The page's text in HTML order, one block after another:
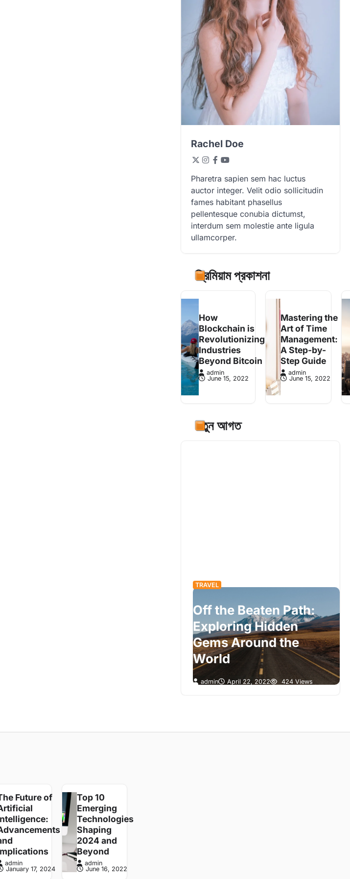
Rachel Doe
Pharetra sapien sem hac luctus
auctor integer. Velit odio sollicitudin
fames habitant phasellus
pellentesque conubia dictumst,
interdum sem molestie ante ligula
ullamcorper.
প্রিমিয়াম প্রকাশনা
How
Blockchain is
Revolutionizing
Industries
Beyond Bitcoin
admin
June 15, 2022
Mastering the
Art of Time
Management:
A Step-by-
Step Guide
admin
June 15, 2022
নতুন আগত
TRAVEL
Off the Beaten Path:
Exploring Hidden
Gems Around the
World
admin April 22, 2022 424 Views
Future of
admin
January 17, 2024
Top 10
Emerging
Technologies
Shaping
2024 and
Beyond
admin
June 16, 2022